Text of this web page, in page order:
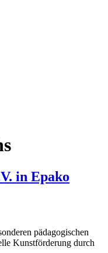
der UN-
in Epako
pädagogischen
Kunstförderung durch